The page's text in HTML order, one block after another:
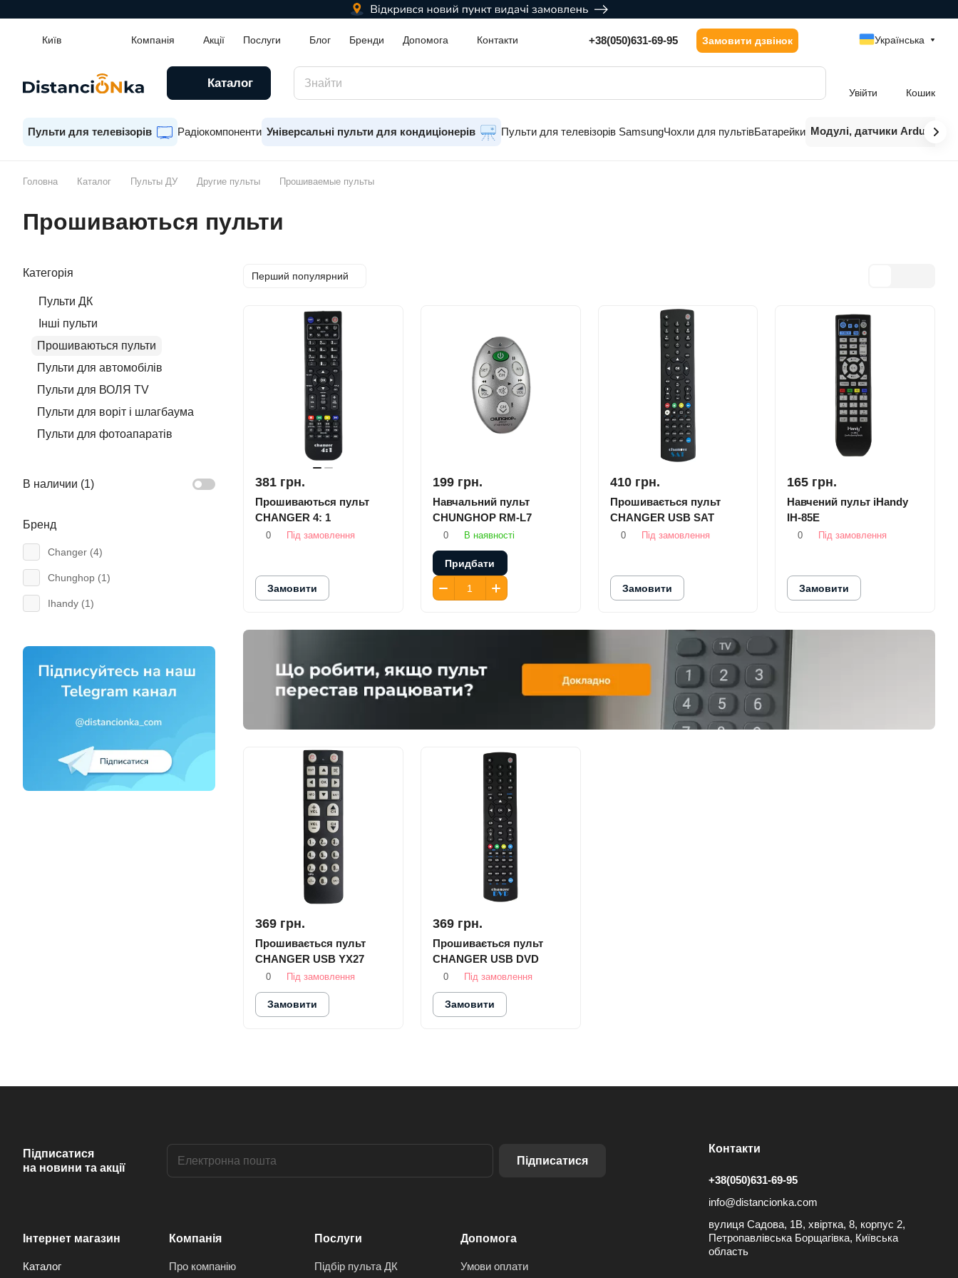
Київ Компанія Акції Послуги Блог Бренди Допомога Контакти +38(050)631-69-95 Замовити дзвінок Українська
Каталог
Увійти Кошик
Пульти для телевізорів Радіокомпоненти Універсальні пульти для кондиціонерів Пульти для телевізорів SamsungЧохли для пультівБатарейки Модулі, датчики Arduino
Головна Каталог Пульты ДУ Другие пульты Прошиваемые пульты
Прошиваються пульти
Перший популярний
381 грн.
Прошиваються пульт
CHANGER 4: 1
0 Під замовлення
Замовити
199 грн.
Навчальний пульт
CHUNGHOP RM-L7
0 В наявності
Придбати
410 грн.
Прошивається пульт
CHANGER USB SAT
0 Під замовлення
Замовити
165 грн.
Навчений пульт iHandy
IH-85E
0 Під замовлення
Замовити
369 грн.
Прошивається пульт
CHANGER USB YX27
0 Під замовлення
Замовити
369 грн.
Прошивається пульт
CHANGER USB DVD
0 Під замовлення
Замовити
Категорія
Пульти ДК
Інші пульти
Прошиваються пульти
Пульти для автомобілів
Пульти для ВОЛЯ TV
Пульти для воріт і шлагбаума
Пульти для фотоапаратів
В наличии (1)
Бренд
Changer (4)
Chunghop (1)
Ihandy (1)
Підписатися
на новини та акції
Підписатися
Інтернет магазин
Каталог
Компанія
Про компанію
Послуги
Підбір пульта ДК
Допомога
Умови оплати
Контакти
+38(050)631-69-95
info@distancionka.com
вулиця Садова, 1В, хвіртка, 8, корпус 2,
Петропавлівська Борщагівка, Київська
область